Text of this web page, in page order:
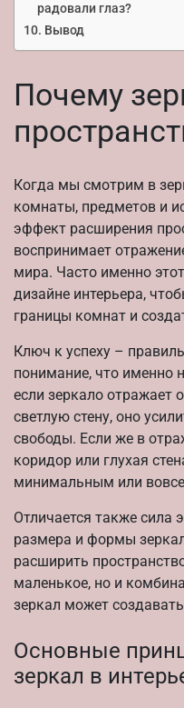
радовали глаз?
Вывод
Почему
Когда мы смотрим в
комнаты, предметов и
эффект расширения
воспринимает
мира. Часто именно
дизайне интерьера,
границы комнат и
Ключ к успеху –
понимание, что именно
если зеркало отражает
светлую стену, оно
свободы. Если же в
коридор или глухая
минимальным или
Отличается также сила
размера и формы
расширить
маленькое, но и
зеркал может
Основные
зеркал в